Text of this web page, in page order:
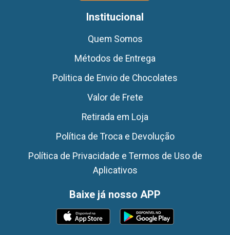
Institucional
Quem Somos
Métodos de Entrega
Politica de Envio de Chocolates
Valor de Frete
Retirada em Loja
Política de Troca e Devolução
Política de Privacidade e Termos de Uso de
Aplicativos
Baixe já nosso APP